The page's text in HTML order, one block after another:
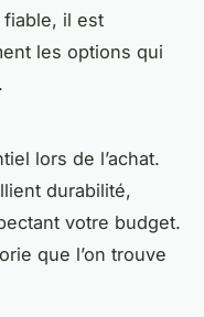
il est
les options qui
.
lors de l’achat.
durabilité,
votre budget.
que l’on trouve